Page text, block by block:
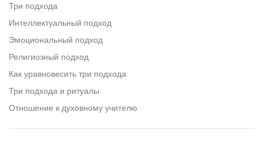
Три подхода
Интеллектуальный подход
Эмоциональный подход
Религиозный подход
Как уравновесить три подхода
Три подхода и ритуалы
Отношение к духовному учителю